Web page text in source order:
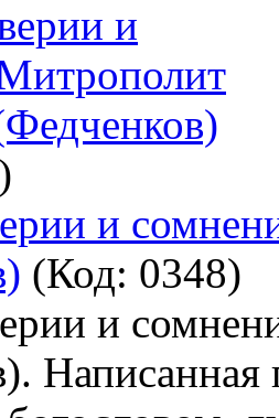
и
(Код: 0348)
и
Написанная